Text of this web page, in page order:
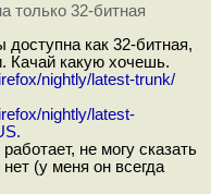
только 32-битная
как 32-битная,
Качай какую хочешь.
nightly/latest-trunk/
nightly/latest-
не могу сказать
(у меня он всегда